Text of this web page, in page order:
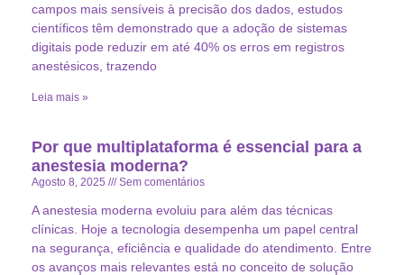
campos mais sensíveis à precisão dos dados, estudos
científicos têm demonstrado que a adoção de sistemas
digitais pode reduzir em até 40% os erros em registros
anestésicos, trazendo
Leia mais »
Por que multiplataforma é essencial para a
anestesia moderna?
Agosto 8, 2025 Sem comentários
A anestesia moderna evoluiu para além das técnicas
clínicas. Hoje a tecnologia desempenha um papel central
na segurança, eficiência e qualidade do atendimento. Entre
os avanços mais relevantes está no conceito de solução